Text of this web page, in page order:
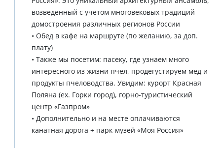
возведенный с учетом многовековых традиций
домостроения различных регионов России
• Обед в кафе на маршруте (по желанию, за доп.
плату)
• Также мы посетим: пасеку, где узнаем много
интересного из жизни пчел, продегустируем мед и
продукты пчеловодства. Увидим: курорт Красная
Поляна (ex. Горки город), горно-туристический
центр «Газпром»
• Дополнительно и на месте оплачиваются
канатная дорога + парк-музей «Моя Россия»